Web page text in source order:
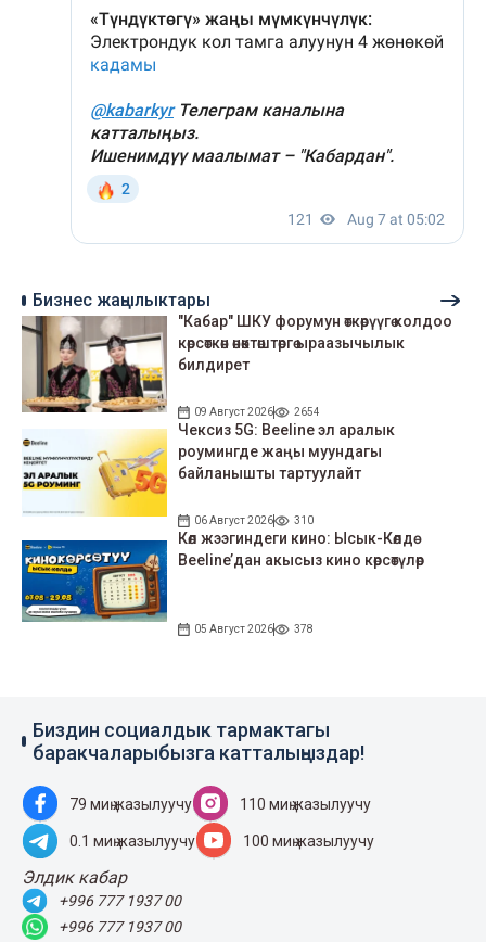
Бизнес жаңылыктары
"Кабар" ШКУ форумун өткөрүүгө колдоо
көрсөткөн өнөктөштөргө ыраазычылык
билдирет
09 Август 2026 2654
Чексиз 5G: Beeline эл аралык
роумингде жаңы муундагы
байланышты тартуулайт
06 Август 2026 310
Көл жээгиндеги кино: Ысык-Көлдө
Beeline’дан акысыз кино көрсөтүлөр
05 Август 2026 378
Биздин социалдык тармактагы
баракчаларыбызга катталыңыздар!
79 миң жазылуучу 110 миң жазылуучу
0.1 миң жазылуучу 100 миң жазылуучу
Элдик кабар
+996 777 1937 00
+996 777 1937 00